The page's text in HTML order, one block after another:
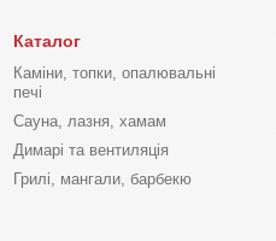
Каталог
Каміни, топки, опалювальні
печі
Сауна, лазня, хамам
Димарі та вентиляція
Грилі, мангали, барбекю